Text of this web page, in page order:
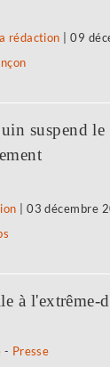
rédaction |09
suspend le
|03 décembre
à l'extrême-
- Presse